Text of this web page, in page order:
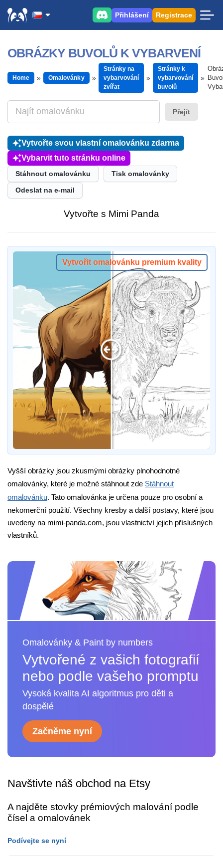
Přihlášení Registrace
OBRÁZKY BUVOLŮ K VYBARVENÍ
Home Omalovánky
Stránky na
vybarvování
zvířat
Stránky k
vybarvování
buvolů
Přejít
Vytvořte svou vlastní omalovánku zdarma
Vybarvit tuto stránku online
Stáhnout omalovánku Tisk omalovánky
Odeslat na e-mail
Vytvořte s Mimi Panda
Vytvořit omalovánku premium kvality
Vyšší obrázky jsou zkusmými obrázky plnohodnotné
omalovánky, které je možné stáhnout zde Stáhnout
omalovánku. Tato omalovánka je určena pouze pro osobní a
nekomerční použití. Všechny kresby a další postavy, které jsou
uvedeny na mimi-panda.com, jsou vlastnictví jejich příslušných
vlastníků.
Omalovánky & Paint by numbers
Vytvořené z vašich fotografií
nebo podle vašeho promptu
Vysoká kvalita AI algoritmus pro děti a
dospělé
Začněme nyní
Navštivte náš obchod na Etsy
A najděte stovky prémiových malování podle
čísel a omalovánek
Podívejte se nyní